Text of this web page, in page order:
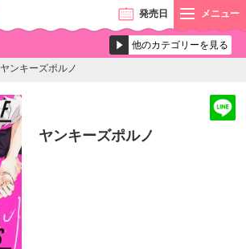
発売日 メニュー
ヤンキーズポルノ
ヤンキーズポルノ